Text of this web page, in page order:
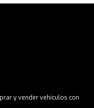
y vender vehículos con